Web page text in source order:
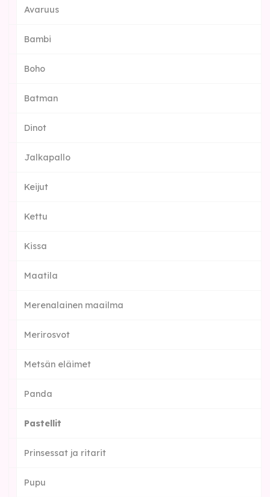
Avaruus
Bambi
Boho
Batman
Dinot
Jalkapallo
Keijut
Kettu
Kissa
Maatila
Merenalainen maailma
Merirosvot
Metsän eläimet
Panda
Pastellit
Prinsessat ja ritarit
Pupu